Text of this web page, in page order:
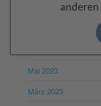
August 2023
Mai 2023
März 2023